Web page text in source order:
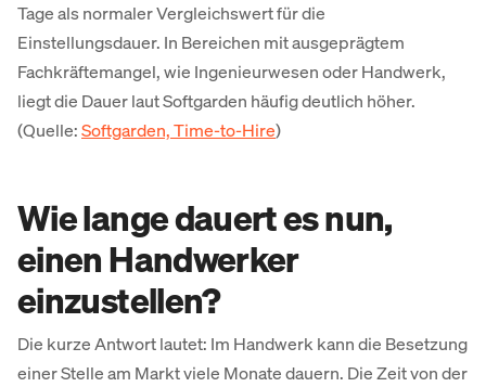
Tage als normaler Vergleichswert für die
Einstellungsdauer. In Bereichen mit ausgeprägtem
Fachkräftemangel, wie Ingenieurwesen oder Handwerk,
liegt die Dauer laut Softgarden häufig deutlich höher.
(Quelle:Softgarden, Time-to-Hire)
Wie lange dauert es nun,
einen Handwerker
einzustellen?
Die kurze Antwort lautet: Im Handwerk kann die Besetzung
einer Stelle am Markt viele Monate dauern. Die Zeit von der